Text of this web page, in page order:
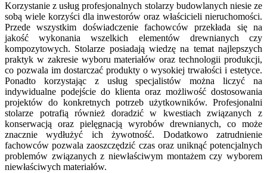
Korzystanie z usług profesjonalnych stolarzy budowlanych niesie ze
sobą wiele korzyści dla inwestorów oraz właścicieli nieruchomości.
Przede wszystkim doświadczenie fachowców przekłada się na
jakość wykonania wszelkich elementów drewnianych czy
kompozytowych. Stolarze posiadają wiedzę na temat najlepszych
praktyk w zakresie wyboru materiałów oraz technologii produkcji,
co pozwala im dostarczać produkty o wysokiej trwałości i estetyce.
Ponadto korzystając z usług specjalistów można liczyć na
indywidualne podejście do klienta oraz możliwość dostosowania
projektów do konkretnych potrzeb użytkowników. Profesjonalni
stolarze potrafią również doradzić w kwestiach związanych z
konserwacją oraz pielęgnacją wyrobów drewnianych, co może
znacznie wydłużyć ich żywotność. Dodatkowo zatrudnienie
fachowców pozwala zaoszczędzić czas oraz uniknąć potencjalnych
problemów związanych z niewłaściwym montażem czy wyborem
niewłaściwych materiałów.